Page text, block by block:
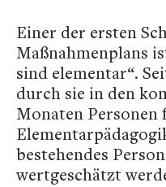
Einer der ersten
Maßnahmenplans
sind elementar“.
durch sie in den
Monaten Personen
bestehendes
wertgeschätzt